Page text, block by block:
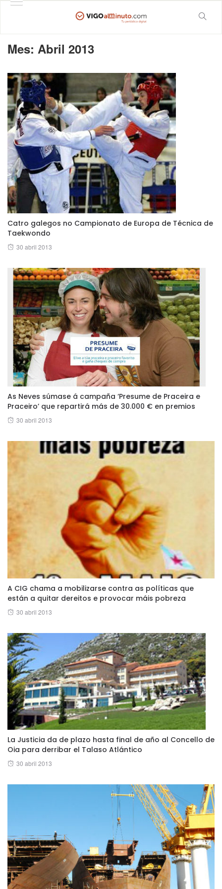
Mes: Abril 2013
Catro galegos no Campionato de Europa de Técnica de
Taekwondo
Posted
30 abril 2013
As Neves súmase á campaña ‘Presume de Praceira e
Praceiro’ que repartirá más de 30.000 € en premios
Posted
30 abril 2013
A CIG chama a mobilizarse contra as políticas que
están a quitar dereitos e provocar máis pobreza
Posted
30 abril 2013
La Justicia da de plazo hasta final de año al Concello de
Oia para derribar el Talaso Atlántico
Posted
30 abril 2013